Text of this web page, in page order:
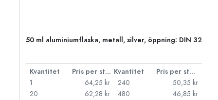
50 ml aluminiumflaska, metall, silver, öppning: DIN 32
Kvantitet Pris per styck Kvantitet
Pris per styck
1
64,25 kr
20
62,28 kr
240
50,35 kr
480
46,85 kr